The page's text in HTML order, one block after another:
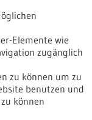
Elemente wie
zugänglich
zu können um zu
benutzen und
können